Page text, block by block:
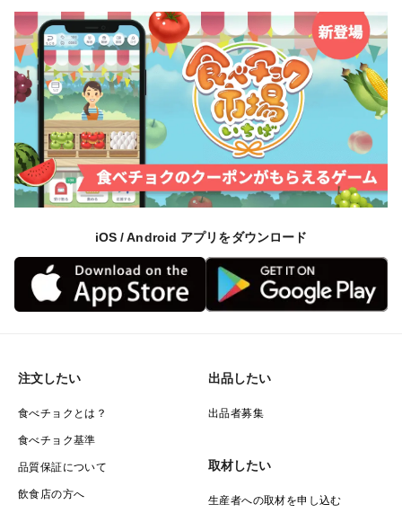
iOS / Android アプリをダウンロード
注文したい
食べチョクとは？
食べチョク基準
品質保証について
飲食店の方へ
出品したい
出品者募集
取材したい
生産者への取材を申し込む